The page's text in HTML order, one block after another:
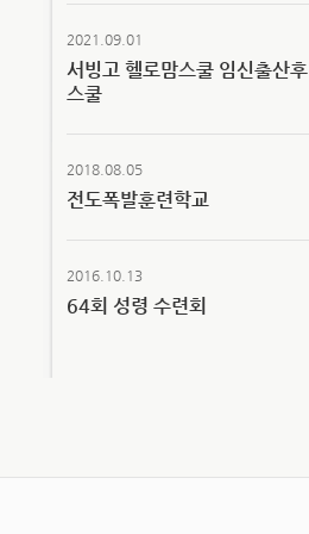
2021.09.01
서빙고 헬로맘스쿨 임신출산후
스쿨
2018.08.05
전도폭발훈련학교
2016.10.13
64회 성령 수련회